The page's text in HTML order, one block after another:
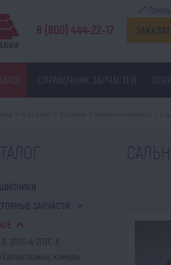
8 (800) 444-22-17
СПРАВОЧНИК ЗАПЧАСТЕЙ
ЗАПЧАСТИ
9, 2ПТС-4, 2ПТС-6
Сельхозшины, камеры